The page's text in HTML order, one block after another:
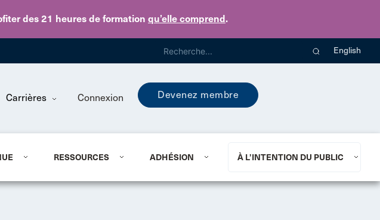
des 21 heures de formation qu’elle comprend.
Skip to main content
English
Carrières Connexion Devenez membre
RESSOURCES ADHÉSION À L’INTENTION DU PUBLIC